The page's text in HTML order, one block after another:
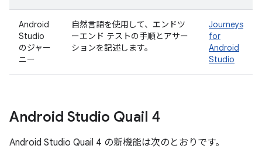
Android
Studio
のジャー
ニー
自然言語を使用して、エンドツ
ーエンド テストの手順とアサー
ションを記述します。
Journeys
for
Android
Studio
Android Studio Quail 4
Android Studio Quail 4 の新機能は次のとおりです。